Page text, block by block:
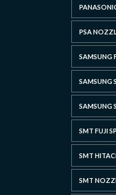
PSA
SAMSUNG
SAMSUNG
SAMSUNG
SMT FUJI
SMT
SMT